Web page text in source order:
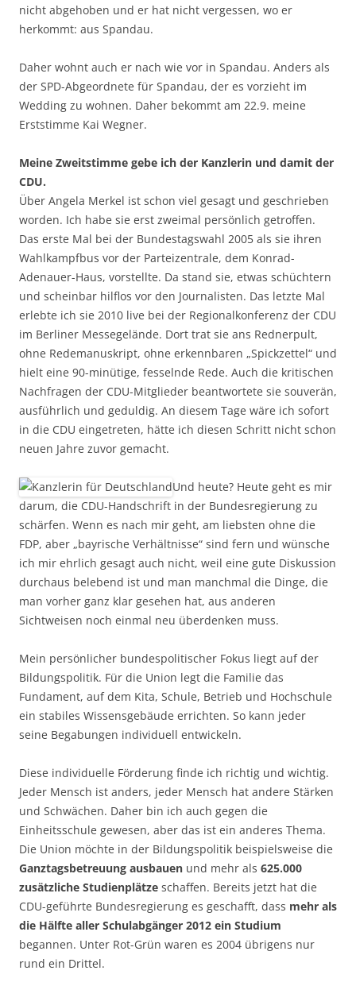
nicht abgehoben und er hat nicht vergessen, wo er
herkommt: aus Spandau.
Daher wohnt auch er nach wie vor in Spandau. Anders als
der SPD-Abgeordnete für Spandau, der es vorzieht im
Wedding zu wohnen. Daher bekommt am 22.9. meine
Erststimme Kai Wegner.
Meine Zweitstimme gebe ich der Kanzlerin und damit der
CDU.
Über Angela Merkel ist schon viel gesagt und geschrieben
worden. Ich habe sie erst zweimal persönlich getroffen.
Das erste Mal bei der Bundestagswahl 2005 als sie ihren
Wahlkampfbus vor der Parteizentrale, dem Konrad-
Adenauer-Haus, vorstellte. Da stand sie, etwas schüchtern
und scheinbar hilflos vor den Journalisten. Das letzte Mal
erlebte ich sie 2010 live bei der Regionalkonferenz der CDU
im Berliner Messegelände. Dort trat sie ans Rednerpult,
ohne Redemanuskript, ohne erkennbaren „Spickzettel“ und
hielt eine 90-minütige, fesselnde Rede. Auch die kritischen
Nachfragen der CDU-Mitglieder beantwortete sie souverän,
ausführlich und geduldig. An diesem Tage wäre ich sofort
in die CDU eingetreten, hätte ich diesen Schritt nicht schon
neuen Jahre zuvor gemacht.
Und heute? Heute geht es mir
darum, die CDU-Handschrift in der Bundesregierung zu
schärfen. Wenn es nach mir geht, am liebsten ohne die
FDP, aber „bayrische Verhältnisse“ sind fern und wünsche
ich mir ehrlich gesagt auch nicht, weil eine gute Diskussion
durchaus belebend ist und man manchmal die Dinge, die
man vorher ganz klar gesehen hat, aus anderen
Sichtweisen noch einmal neu überdenken muss.
Mein persönlicher bundespolitischer Fokus liegt auf der
Bildungspolitik. Für die Union legt die Familie das
Fundament, auf dem Kita, Schule, Betrieb und Hochschule
ein stabiles Wissensgebäude errichten. So kann jeder
seine Begabungen individuell entwickeln.
Diese individuelle Förderung finde ich richtig und wichtig.
Jeder Mensch ist anders, jeder Mensch hat andere Stärken
und Schwächen. Daher bin ich auch gegen die
Einheitsschule gewesen, aber das ist ein anderes Thema.
Die Union möchte in der Bildungspolitik beispielsweise die
Ganztagsbetreuung ausbauen und mehr als 625.000
zusätzliche Studienplätze schaffen. Bereits jetzt hat die
CDU-geführte Bundesregierung es geschafft, dass mehr als
die Hälfte aller Schulabgänger 2012 ein Studium
begannen. Unter Rot-Grün waren es 2004 übrigens nur
rund ein Drittel.